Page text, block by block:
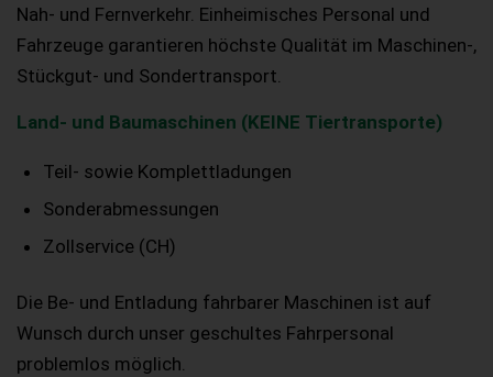
Nah- und Fernverkehr. Einheimisches Personal und
Fahrzeuge garantieren höchste Qualität im Maschinen-,
Stückgut- und Sondertransport.
Land- und Baumaschinen (KEINE Tiertransporte)
Teil- sowie Komplettladungen
Sonderabmessungen
Zollservice (CH)
Die Be- und Entladung fahrbarer Maschinen ist auf
Wunsch durch unser geschultes Fahrpersonal
problemlos möglich.